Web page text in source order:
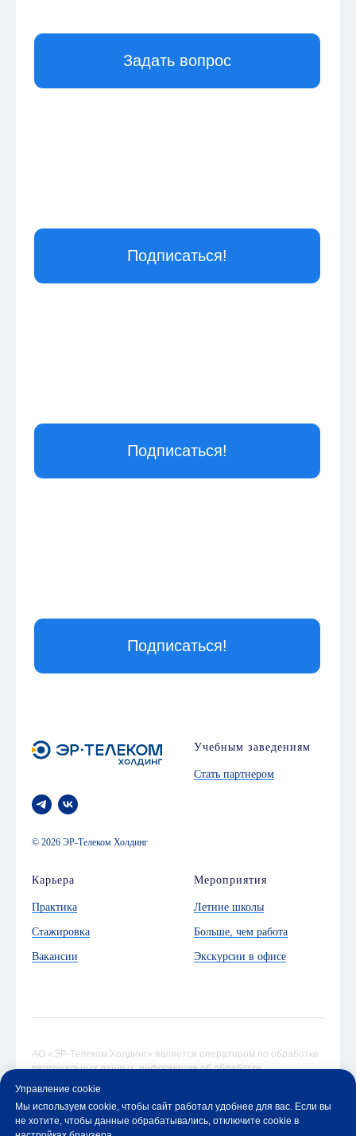
Управление cookie
Мы используем cookie, чтобы сайт работал удобнее для вас. Если вы
не хотите, чтобы данные обрабатывались, отключите cookie в
© 2026 ЭР-Телеком Холдинг
Учебным заведениям
Стать партнером
Карьера
Практика
Стажировка
Вакансии
Мероприятия
Летние школы
Больше, чем работа
Экскурсии в офисе
АО «ЭР-Телеком Холдинг» является оператором по обработке
персональных данных, информация об обработке
персональных данных и сведения о реализуемых требованиях
в отношении обработки персональных данных